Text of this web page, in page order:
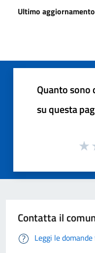
Ultimo aggiornamento
Quanto
su questa
Contatta il
Leggi le